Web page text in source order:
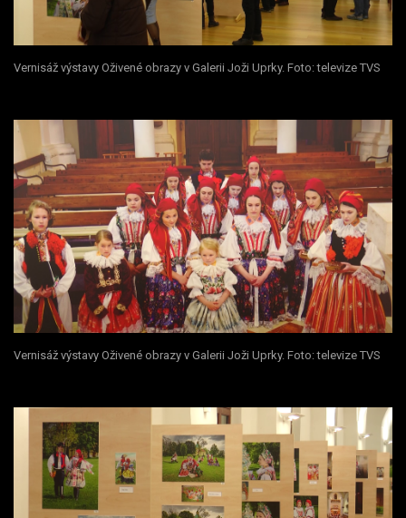
Vernisáž výstavy Oživené obrazy v Galerii Joži Uprky. Foto: televize TVS
Vernisáž výstavy Oživené obrazy v Galerii Joži Uprky. Foto: televize TVS